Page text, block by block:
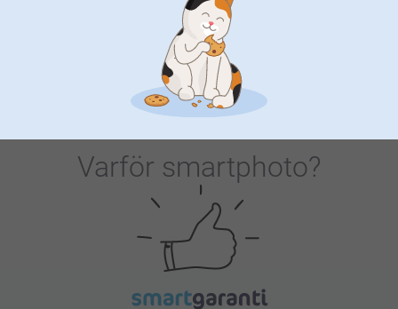
6 varianter
229,00
Varför smartphoto?